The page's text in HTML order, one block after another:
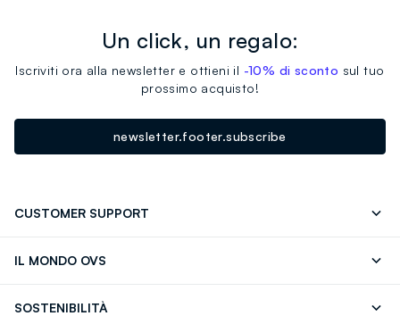
Un click, un regalo:
Iscriviti ora alla newsletter e ottieni il -10% di sconto sul tuo
prossimo acquisto!
newsletter.footer.subscribe
CUSTOMER SUPPORT
IL MONDO OVS
SOSTENIBILITÀ